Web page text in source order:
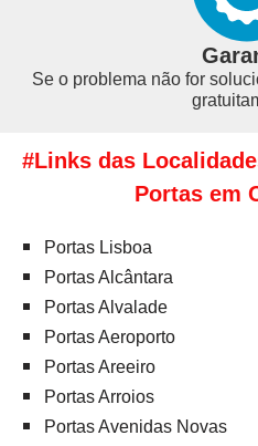
Se o problema não for
#Links das
Portas em
Portas Lisboa
Portas Alcântara
Portas Alvalade
Portas Aeroporto
Portas Areeiro
Portas Arroios
Portas Avenidas Novas